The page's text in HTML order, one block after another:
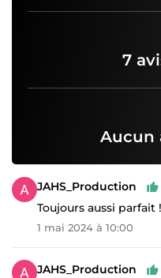
7
Aucun
JAHS_Production
Toujours aussi parfait !
1 mai 2024 à 10:00
JAHS_Production